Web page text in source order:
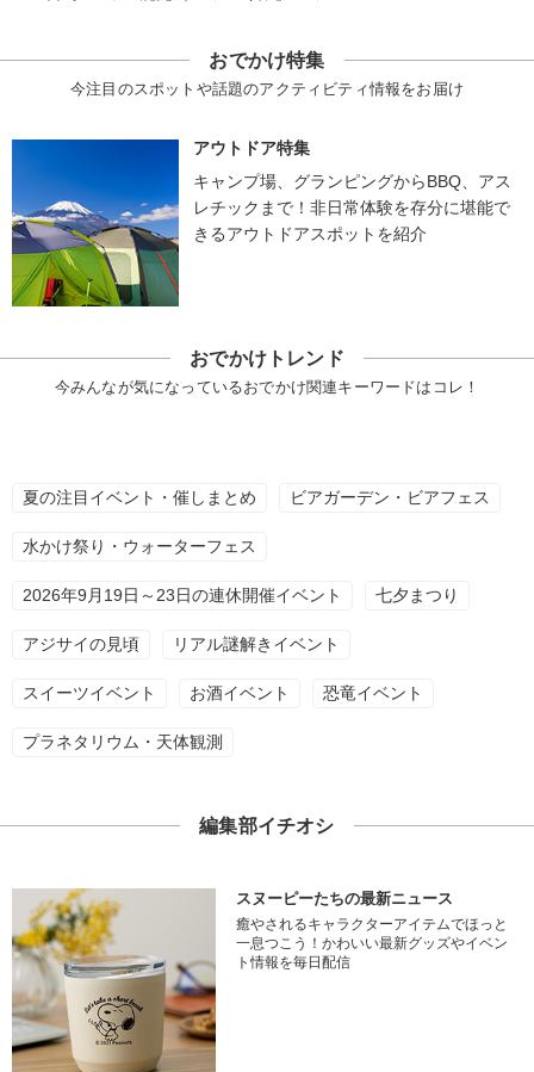
おでかけ特集
今注目のスポットや話題のアクティビティ情報をお届け
アウトドア特集
キャンプ場、グランピングからBBQ、アス
レチックまで！非日常体験を存分に堪能で
きるアウトドアスポットを紹介
おでかけトレンド
今みんなが気になっているおでかけ関連キーワードはコレ！
夏の注目イベント・催しまとめ ビアガーデン・ビアフェス
水かけ祭り・ウォーターフェス
2026年9月19日～23日の連休開催イベント 七夕まつり
アジサイの見頃 リアル謎解きイベント
スイーツイベント お酒イベント 恐竜イベント
プラネタリウム・天体観測
編集部イチオシ
スヌーピーたちの最新ニュース
癒やされるキャラクターアイテムでほっと
一息つこう！かわいい最新グッズやイベン
ト情報を毎日配信